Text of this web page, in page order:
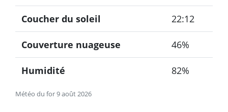
Météo du for 9 août 2026
Coucher du soleil 22:12
Couverture nuageuse 46%
Humidité 82%